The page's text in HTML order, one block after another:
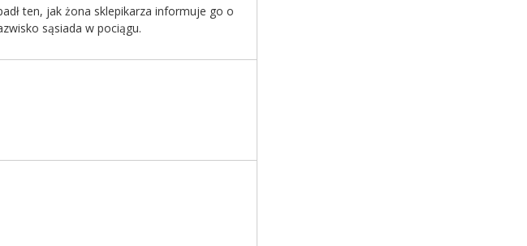
ten, jak żona sklepikarza informuje go o
sąsiada w pociągu.